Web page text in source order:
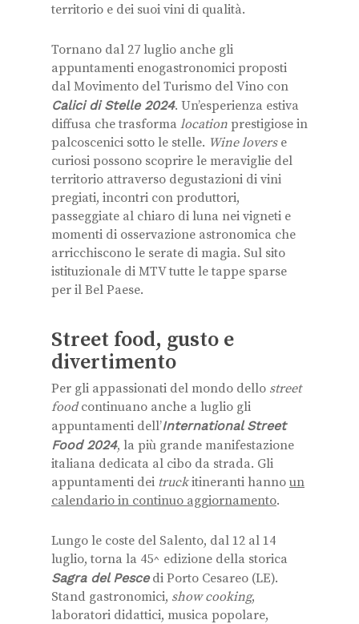
territorio e dei suoi vini di qualità.
Tornano dal 27 luglio anche gli
appuntamenti enogastronomici proposti
dal Movimento del Turismo del Vino con
Calici di Stelle 2024. Un’esperienza estiva
diffusa che trasforma location prestigiose in
palcoscenici sotto le stelle. Wine loverse
curiosi possono scoprire le meraviglie del
territorio attraverso degustazioni di vini
pregiati, incontri con produttori,
passeggiate al chiaro di luna nei vigneti e
momenti di osservazione astronomica che
arricchiscono le serate di magia. Sul sito
istituzionale di MTV tutte le tappe sparse
per il Bel Paese.
Street food, gusto e
divertimento
Per gli appassionati del mondo dello street
foodcontinuano anche a luglio gli
appuntamenti dell’International Street
Food 2024, la più grande manifestazione
italiana dedicata al cibo da strada. Gli
appuntamenti dei truckitineranti hanno un
calendario in continuo aggiornamento.
Lungo le coste del Salento, dal 12 al 14
luglio, torna la 45^ edizione della storica
Sagra del Pescedi Porto Cesareo (LE).
Stand gastronomici, show cooking,
laboratori didattici, musica popolare,